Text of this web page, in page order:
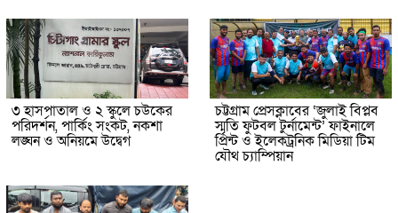
৩ হাসপাতাল ও ২ স্কুলে চউকের
পরিদর্শন, পার্কিং সংকট, নকশা
লঙ্ঘন ও অনিয়মে উদ্বেগ
চট্টগ্রাম প্রেসক্লাবের ‘জুলাই বিপ্লব
স্মৃতি ফুটবল টুর্নামেন্ট’ ফাইনালে
প্রিন্ট ও ইলেকট্রনিক মিডিয়া টিম
যৌথ চ্যাম্পিয়ান